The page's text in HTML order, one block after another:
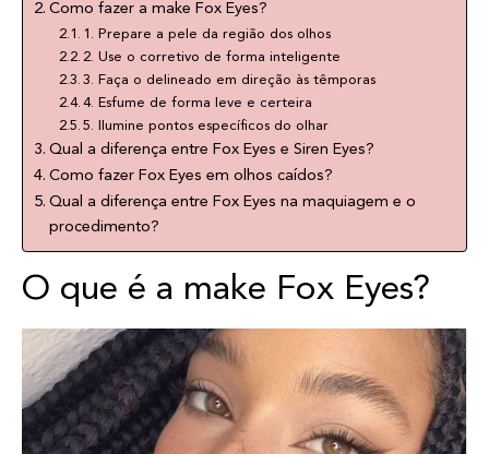
Como fazer a make Fox Eyes?
1. Prepare a pele da região dos olhos
2. Use o corretivo de forma inteligente
3. Faça o delineado em direção às têmporas
4. Esfume de forma leve e certeira
5. Ilumine pontos específicos do olhar
Qual a diferença entre Fox Eyes e Siren Eyes?
Como fazer Fox Eyes em olhos caídos?
Qual a diferença entre Fox Eyes na maquiagem e o
procedimento?
O que é a make Fox Eyes?